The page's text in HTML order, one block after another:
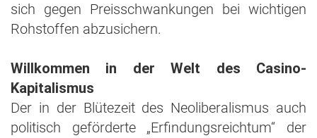
sich gegen Preisschwankungen bei wichtigen
Rohstoffen abzusichern.
Willkommen in der Welt des Casino-
Kapitalismus
Der in der Blütezeit des Neoliberalismus auch
politisch geförderte „Erfindungsreichtum“ der